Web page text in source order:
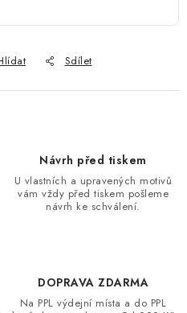
Sdílet
Návrh před tiskem
U vlastních a upravených motivů
vám vždy před tiskem pošleme
návrh ke schválení.
DOPRAVA ZDARMA
Na PPL výdejní místa a do PPL